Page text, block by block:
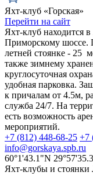
Яхт-клуб «Горская»
Перейти на сайт
Яхт-клуб находится
Приморскому шоссе.
летней стоянке - 25
также зимнему
круглосуточная
удобная парковка.
к причалам от 4.5м,
служба 24/7. На
есть возможность
мероприятий.
+7 (812) 448-68-25 +7
info@gorskaya.spb.ru
60°1'43.1"N
Яхт-клубы и стоянки